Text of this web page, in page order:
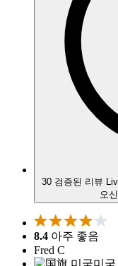
30 검증된 리뷰
오
8.4 아주 좋음
Fred C
미국